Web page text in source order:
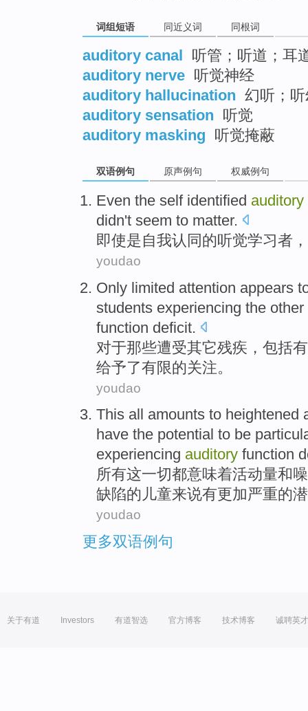
词组短语 同近义词 同根词
auditory canal 听管；听道；耳
auditory nerve 听觉神经
auditory hallucination 幻听；
auditory sensation 听觉
auditory masking 听觉掩蔽
双语例句 原声例句 权威例句
Even the self identified auditory
didn't seem to matter.
即使是 自我认同 的听觉学习者 ，
youdao
Only limited attention appears
students experiencing the other
function deficit.
对于那些遭受其它残疾 ， 包括有
给予了有限的关注。
youdao
This all amounts to heightened
have the potential to be
experiencing auditory function
所有这一切都意味着活动量和
缺陷的 儿童来说有更加严重的
youdao
更多双语例句
关于有道 Investors 有道智选 官方博客 技术博客 诚聘英才